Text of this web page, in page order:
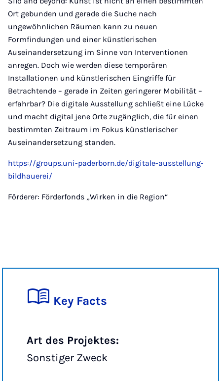
Ort gebunden und gerade die Suche nach
ungewöhnlichen Räumen kann zu neuen
Formfindungen und einer künstlerischen
Auseinandersetzung im Sinne von Interventionen
anregen. Doch wie werden diese temporären
Installationen und künstlerischen Eingriffe für
Betrachtende – gerade in Zeiten geringerer Mobilität –
erfahrbar? Die digitale Ausstellung schließt eine Lücke
und macht digital jene Orte zugänglich, die für einen
bestimmten Zeitraum im Fokus künstlerischer
Auseinandersetzung standen.
https://groups.uni-paderborn.de/digitale-ausstellung-
bildhauerei/
Förderer: Förderfonds „Wirken in die Region“
Key Facts
Art des Projektes:
Sonstiger Zweck